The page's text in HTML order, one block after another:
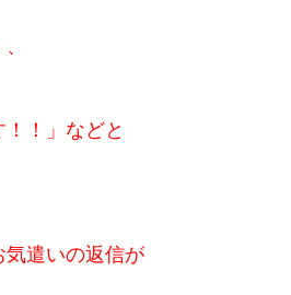
！！」などと
遣いの返信が